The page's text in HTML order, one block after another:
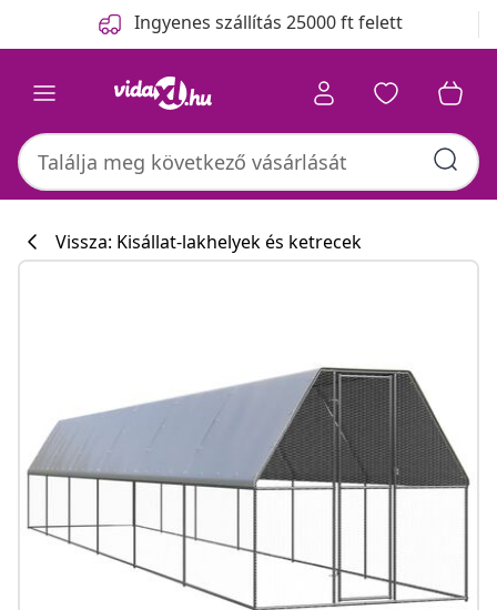
Ingyenes szállítás 25000 ft felett
Vissza: Kisállat-lakhelyek és ketrecek